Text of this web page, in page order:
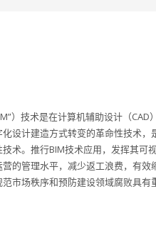
）技术是在计算机辅助设计（CAD
设计建造方式转变的革命性技术
术。推行BIM技术应用，发挥其可
的管理水平，减少返工浪费，有效
市场秩序和预防建设领域腐败具有